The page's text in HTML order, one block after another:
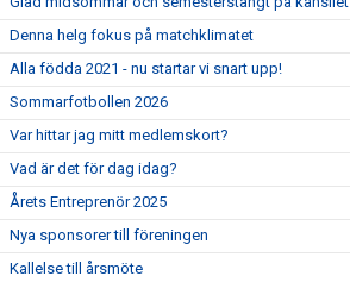
Denna helg fokus på matchklimatet
Alla födda 2021 - nu startar vi snart upp!
Sommarfotbollen 2026
Var hittar jag mitt medlemskort?
Vad är det för dag idag?
Årets Entreprenör 2025
Nya sponsorer till föreningen
Kallelse till årsmöte